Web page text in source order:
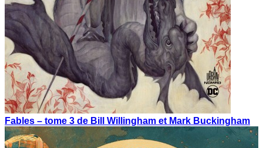
Fables – tome 3 de Bill Willingham et Mark Buckingham